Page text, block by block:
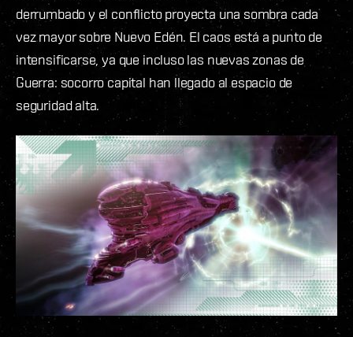
derrumbado y el conflicto proyecta una sombra cada
vez mayor sobre Nuevo Edén. El caos está a punto de
intensificarse, ya que incluso las nuevas zonas de
Guerra: socorro capital han llegado al espacio de
seguridad alta.